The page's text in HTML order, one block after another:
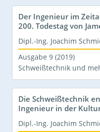
Der Ingenieur im
200. Todestag von
Dipl.-Ing. Joachim
Ausgabe 9 (2019)
Schweißtechnik und
Die Schweißtechnik
Ingenieur in der
Dipl.-Ing. Joachim